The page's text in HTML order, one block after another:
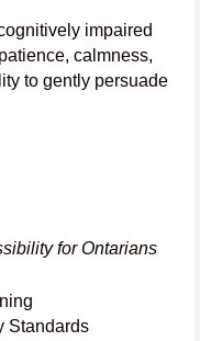
impaired
calmness,
to gently persuade
for Ontarians
Standards